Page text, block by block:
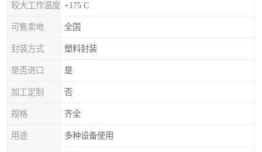
较大工作温度 +175 C
可售卖地 全国
封装方式 塑料封装
是否进口 是
加工定制 否
规格 齐全
用途 多种设备使用